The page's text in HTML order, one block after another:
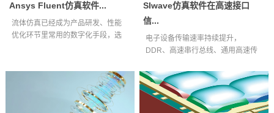
Ansys Fluent仿真软件...
流体仿真已经成为产品研发、性能
优化环节里常用的数字化手段，选
SIwave仿真软件在高速接口
信...
电子设备传输速率持续提升，
DDR、高速串行总线、通用高速传